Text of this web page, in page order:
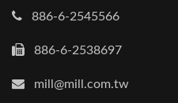
886-6-2545566
886-6-2538697
mill@mill.com.tw